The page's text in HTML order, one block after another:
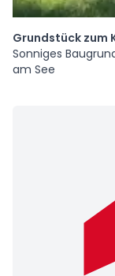
Grundstück zum
Sonniges
am See